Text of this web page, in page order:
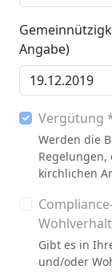
Angabe)
Vergütung
Werden die
kirchlichen
Gibt es in
und/oder